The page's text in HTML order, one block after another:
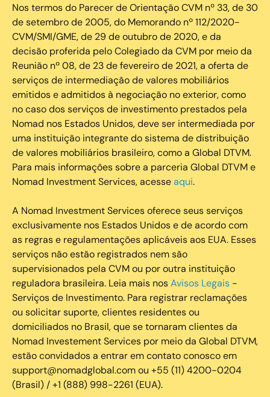
Nos termos do Parecer de Orientação CVM nº 33, de 30
de setembro de 2005, do Memorando nº 112/2020-
CVM/SMI/GME, de 29 de outubro de 2020, e da
decisão proferida pelo Colegiado da CVM por meio da
Reunião nº 08, de 23 de fevereiro de 2021, a oferta de
serviços de intermediação de valores mobiliários
emitidos e admitidos à negociação no exterior, como
no caso dos serviços de investimento prestados pela
Nomad nos Estados Unidos, deve ser intermediada por
uma instituição integrante do sistema de distribuição
de valores mobiliários brasileiro, como a Global DTVM.
Para mais informações sobre a parceria Global DTVM e
Nomad Investment Services, acesseaqui.
A Nomad Investment Services oferece seus serviços
exclusivamente nos Estados Unidos e de acordo com
as regras e regulamentações aplicáveis aos EUA. Esses
serviços não estão registrados nem são
supervisionados pela CVM ou por outra instituição
reguladora brasileira. Leia mais nosAvisos Legais -
Serviços de Investimento. Para registrar reclamações
ou solicitar suporte, clientes residentes ou
domiciliados no Brasil, que se tornaram clientes da
Nomad Investement Services por meio da Global DTVM,
estão convidados a entrar em contato conosco em
support@nomadglobal.com ou +55 (11) 4200-0204
(Brasil) / +1 (888) 998-2261 (EUA).